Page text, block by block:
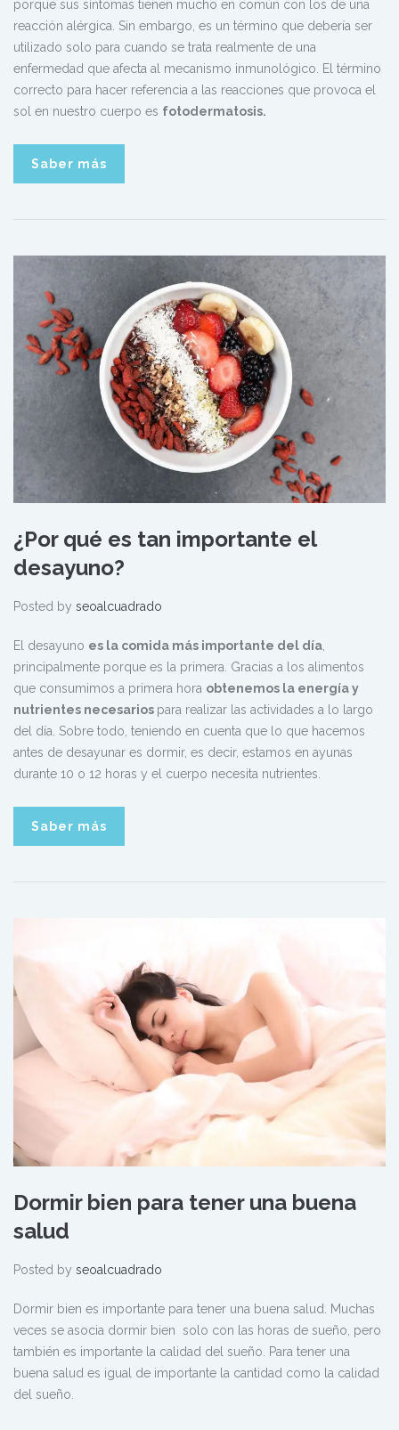
porque sus síntomas tienen mucho en común con los de una
reacción alérgica. Sin embargo, es un término que debería ser
utilizado solo para cuando se trata realmente de una
enfermedad que afecta al mecanismo inmunológico. El término
correcto para hacer referencia a las reacciones que provoca el
sol en nuestro cuerpo es fotodermatosis.
Saber más
¿Por qué es tan importante el
desayuno?
Posted by seoalcuadrado
El desayuno es la comida más importante del día,
principalmente porque es la primera. Gracias a los alimentos
que consumimos a primera hora obtenemos la energía y
nutrientes necesarios para realizar las actividades a lo largo
del día. Sobre todo, teniendo en cuenta que lo que hacemos
antes de desayunar es dormir, es decir, estamos en ayunas
durante 10 o 12 horas y el cuerpo necesita nutrientes.
Saber más
Dormir bien para tener una buena
salud
Posted by seoalcuadrado
Dormir bien es importante para tener una buena salud. Muchas
veces se asocia dormir bien solo con las horas de sueño, pero
también es importante la calidad del sueño. Para tener una
buena salud es igual de importante la cantidad como la calidad
del sueño.